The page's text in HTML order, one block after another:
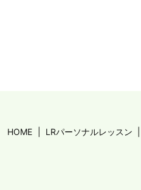
HOME LRパーソナルレッスン